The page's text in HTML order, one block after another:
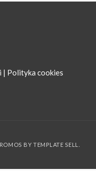
Polityka cookies
BY TEMPLATE SELL